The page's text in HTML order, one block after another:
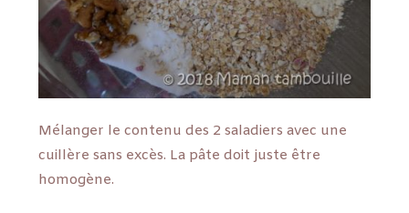
Mélanger le contenu des 2 saladiers avec une
cuillère sans excès. La pâte doit juste être
homogène.